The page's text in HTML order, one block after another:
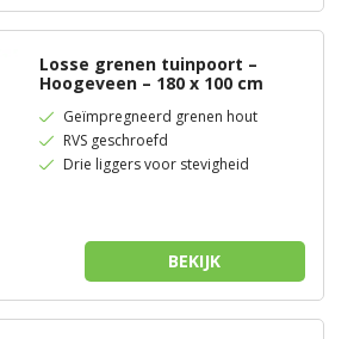
Losse grenen tuinpoort –
Hoogeveen – 180 x 100 cm
Geïmpregneerd grenen hout
RVS geschroefd
Drie liggers voor stevigheid
BEKIJK